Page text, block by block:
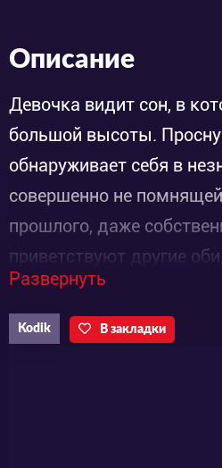
Описание
Девочка видит сон, в
большой высоты.
обнаруживает себя в
совершенно не помнящей
прошлого, даже
приветствуют другие
живущие здесь уже
девочки примерно
(разброс несколько лет),
Развернуть
Kodik В закладки